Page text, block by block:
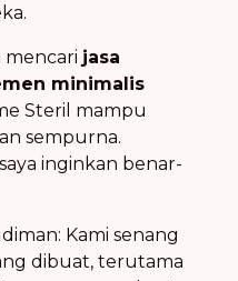
mencari jasa
minimalis
Steril mampu
sempurna.
inginkan benar-
Kami senang
dibuat, terutama